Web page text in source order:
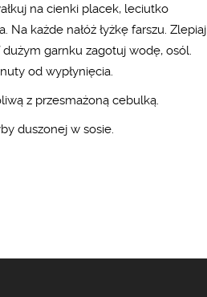
na cienki placek, leciutko
Na każde nałóż łyżkę farszu. Zlepiaj
garnku zagotuj wodę, osól.
od wypłynięcia.
z przesmażoną cebulką.
duszonej w sosie.